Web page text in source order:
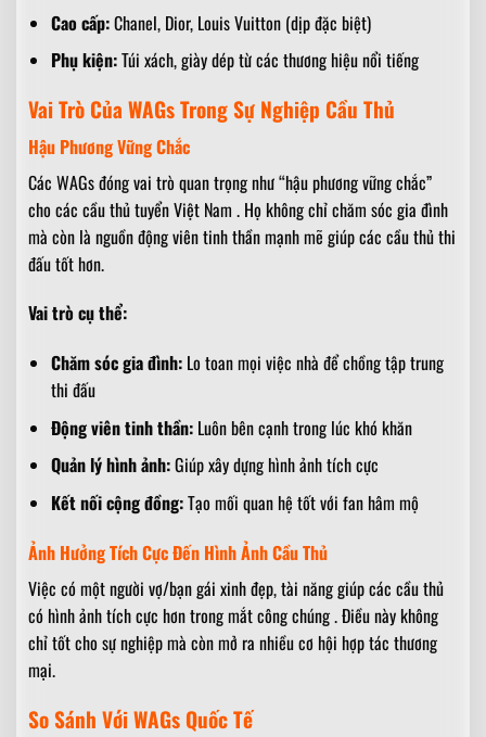
Cao cấp:Chanel, Dior, Louis Vuitton (dịp đặc biệt)
Phụ kiện:Túi xách, giày dép từ các thương hiệu nổi tiếng
Vai Trò Của WAGs Trong Sự Nghiệp Cầu Thủ
Hậu Phương Vững Chắc
Các WAGs đóng vai trò quan trọng như “hậu phương vững chắc”
cho các cầu thủ tuyển Việt Nam . Họ không chỉ chăm sóc gia đình
mà còn là nguồn động viên tinh thần mạnh mẽ giúp các cầu thủ thi
đấu tốt hơn.
Vai trò cụ thể:
Chăm sóc gia đình:Lo toan mọi việc nhà để chồng tập trung
thi đấu
Động viên tinh thần:Luôn bên cạnh trong lúc khó khăn
Quản lý hình ảnh:Giúp xây dựng hình ảnh tích cực
Kết nối cộng đồng:Tạo mối quan hệ tốt với fan hâm mộ
Ảnh Hưởng Tích Cực Đến Hình Ảnh Cầu Thủ
Việc có một người vợ/bạn gái xinh đẹp, tài năng giúp các cầu thủ
có hình ảnh tích cực hơn trong mắt công chúng . Điều này không
chỉ tốt cho sự nghiệp mà còn mở ra nhiều cơ hội hợp tác thương
mại.
So Sánh Với WAGs Quốc Tế